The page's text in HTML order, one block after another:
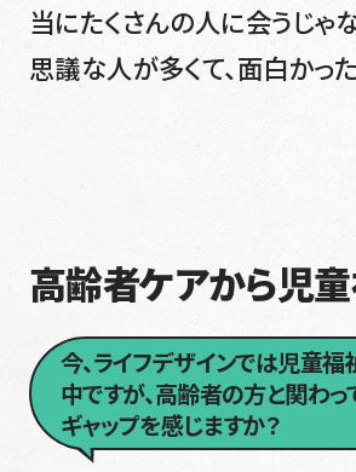
当にたくさんの人に会うじゃ
思議な人が多くて、面白かった
高齢者ケアから児
今、ライフデザインでは児童
中ですが、高齢者の方と関わ
ギャップを感じますか？